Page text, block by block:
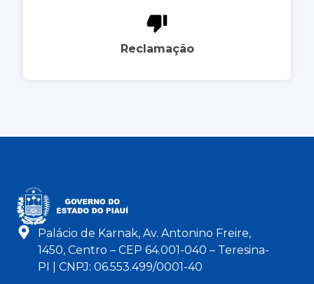
Reclamação
Palácio de Karnak, Av. Antonino Freire,
1450, Centro – CEP 64.001-040 – Teresina-
PI | CNPJ: 06.553.499/0001-40